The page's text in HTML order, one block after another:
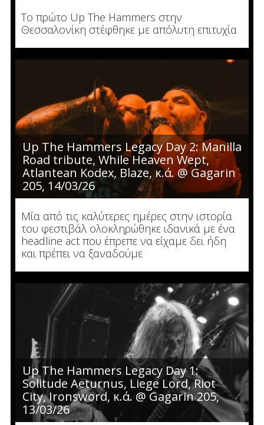
Το πρώτο Up The Hammers στην
Θεσσαλονίκη στέφθηκε με απόλυτη επιτυχία
Up The Hammers Legacy Day 2: Manilla
Road tribute, While Heaven Wept,
Atlantean Kodex, Blaze, κ.ά. @ Gagarin
205, 14/03/26
Μία από τις καλύτερες ημέρες στην ιστορία
του φεστιβάλ ολοκληρώθηκε ιδανικά με ένα
headline act που έπρεπε να είχαμε δει ήδη
και πρέπει να ξαναδούμε
Up The Hammers Legacy Day 1:
Solitude Aeturnus, Liege Lord, Riot
City, Ironsword, κ.ά. @ Gagarin 205,
13/03/26